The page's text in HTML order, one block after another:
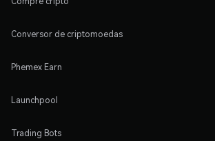
Conversor de criptomoedas
Phemex Earn
Launchpool
Trading Bots